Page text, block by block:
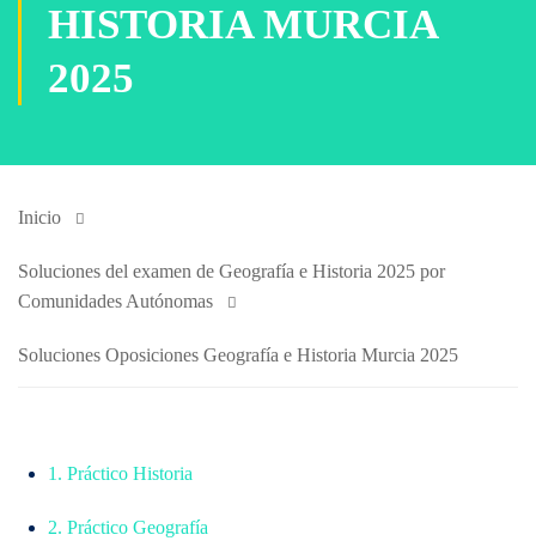
HISTORIA MURCIA
2025
Inicio
Soluciones del examen de Geografía e Historia 2025 por
Comunidades Autónomas
Soluciones Oposiciones Geografía e Historia Murcia 2025
1. Práctico Historia
2. Práctico Geografía